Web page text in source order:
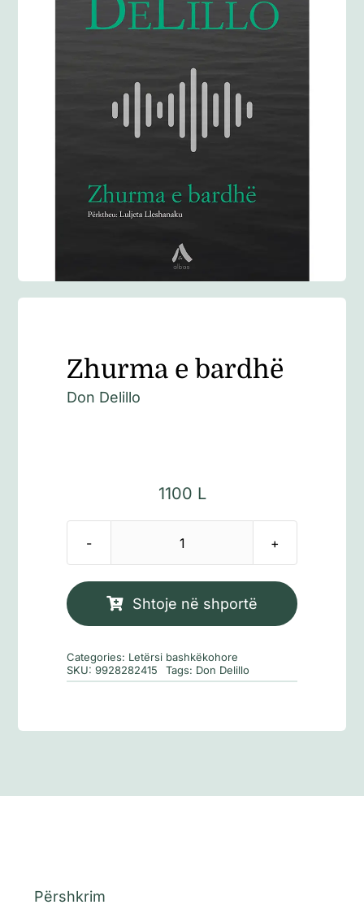
Ditarë
Evente
Blog
Zhurma e bardhë
Don Delillo
1100 L
Sasi
e
Shtoje në shportë
Categories: Letërsi bashkëkohore
SKU:9928282415 Tags: Don Delillo
Përshkrim